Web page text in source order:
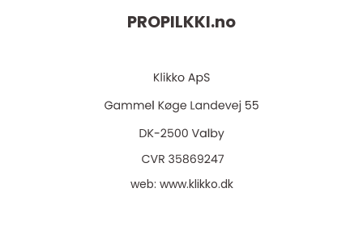
PROPILKKI.no
web: www.klikko.dk